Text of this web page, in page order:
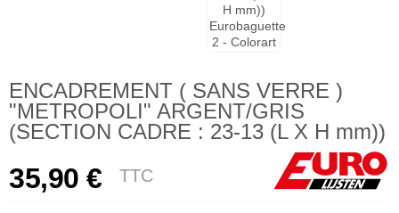
ENCADREMENT ( SANS VERRE )
"METROPOLI" ARGENT/GRIS
(SECTION CADRE : 23-13 (L X H mm))
35,90 € TTC